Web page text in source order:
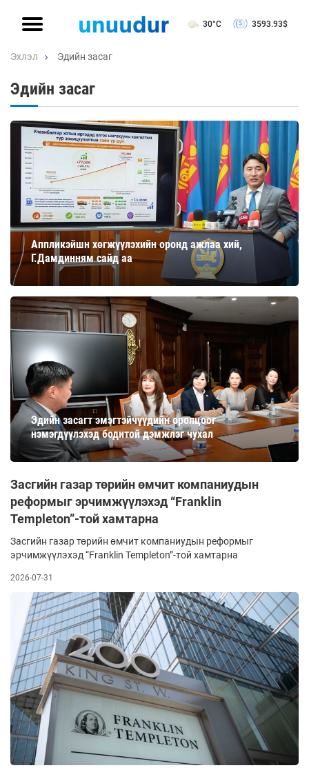
30°C 3593.93$
Эхлэл Эдийн засаг
Эдийн засаг
Аппликэйшн хөгжүүлэхийн оронд ажлаа хий,
Г.Дамдинням сайд аа
Эдийн засагт эмэгтэйчүүдийн оролцоог
нэмэгдүүлэхэд бодитой дэмжлэг чухал
Засгийн газар төрийн өмчит компаниудын
реформыг эрчимжүүлэхэд “Franklin
Templeton”-той хамтарна
Засгийн газар төрийн өмчит компаниудын реформыг
эрчимжүүлэхэд “Franklin Templeton”-той хамтарна
2026-07-31